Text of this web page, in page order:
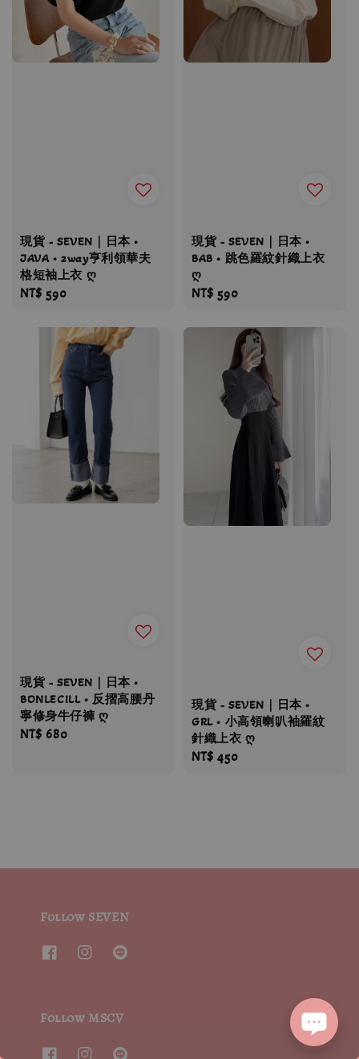
現貨 - SEVEN｜日本 •
JAVA • 2way亨利領華夫
格短袖上衣 ღ
Regular
NT$ 590
現貨 - SEVEN｜日本 •
BAB • 跳色羅紋針織上衣
ღ
Regular
NT$ 590
現貨 - SEVEN｜日本 •
BONLECILL • 反摺高腰丹
寧修身牛仔褲 ღ
Regular
NT$ 680
現貨 - SEVEN｜日本 •
GRL • 小高領喇叭袖羅紋
針織上衣 ღ
Regular
NT$ 450
Follow SEVEN
Follow MSCV